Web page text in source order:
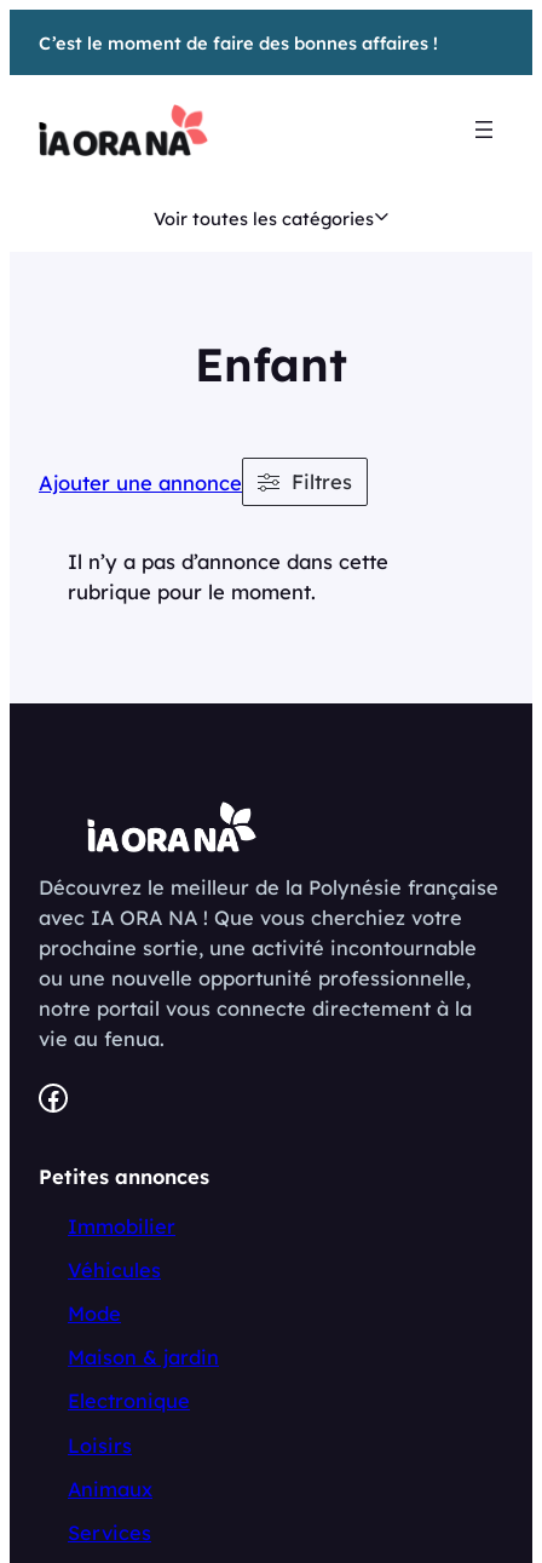
C’est le moment de faire des bonnes affaires !
Voir toutes les catégories
Enfant
Il n’y a pas d’annonce dans cette
rubrique pour le moment.
Ajouter une annonce Filtres
Découvrez le meilleur de la Polynésie française
avec IA ORA NA ! Que vous cherchiez votre
prochaine sortie, une activité incontournable
ou une nouvelle opportunité professionnelle,
notre portail vous connecte directement à la
vie au fenua.
Facebook
Petites annonces
Immobilier
Véhicules
Mode
Maison & jardin
Electronique
Loisirs
Animaux
Services